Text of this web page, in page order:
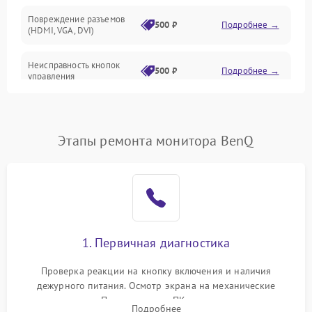
Повреждение разъемов
(HDMI, VGA, DVI)
500 ₽ Подробнее →
Неисправность кнопок
управления
500 ₽ Подробнее →
Повреждение кабеля
Подробнее →
1000 ₽
Поломка системы
автоматического
1000 ₽ Подробнее →
Неисправность системы
1000 ₽
Этапы ремонта монитора BenQ
1. Первичная диагностика
Проверка реакции на кнопку включения и наличия
дежурного питания. Осмотр экрана на механические
повреждения. Подключение к ПК для оценки вывода
Подробнее